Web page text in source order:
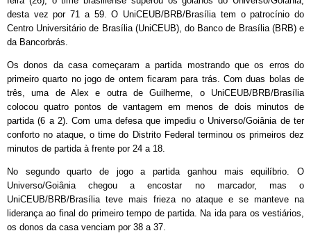
desta vez por 71 a 59. O UniCEUB/BRB/Brasília tem o patrocínio do
Centro Universitário de Brasília (UniCEUB), do Banco de Brasília (BRB) e
da Bancorbrás.
Os donos da casa começaram a partida mostrando que os erros do
primeiro quarto no jogo de ontem ficaram para trás. Com duas bolas de
três, uma de Alex e outra de Guilherme, o UniCEUB/BRB/Brasília
colocou quatro pontos de vantagem em menos de dois minutos de
partida (6 a 2). Com uma defesa que impediu o Universo/Goiânia de ter
conforto no ataque, o time do Distrito Federal terminou os primeiros dez
minutos de partida à frente por 24 a 18.
No segundo quarto de jogo a partida ganhou mais equilíbrio. O
Universo/Goiânia chegou a encostar no marcador, mas o
UniCEUB/BRB/Brasília teve mais frieza no ataque e se manteve na
liderança ao final do primeiro tempo de partida. Na ida para os vestiários,
os donos da casa venciam por 38 a 37.